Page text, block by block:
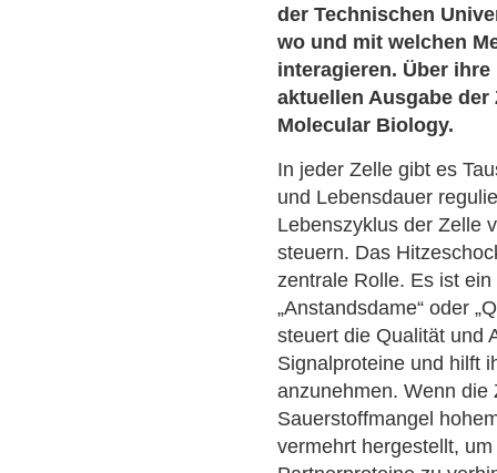
der Technischen
wo und mit welchen
interagieren. Über
aktuellen Ausgabe
Molecular Biology.
In jeder Zelle gibt es
und Lebensdauer
Lebenszyklus der Zelle
steuern. Das
zentrale Rolle. Es ist ein
„Anstandsdame“ oder
steuert die Qualität und
Signalproteine und hilft
anzunehmen. Wenn die
Sauerstoffmangel
vermehrt hergestellt,